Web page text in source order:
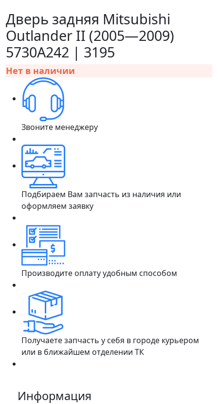
Дверь задняя Mitsubishi
Outlander II (2005—2009)
5730A242 | 3195
Нет в наличии
Звоните менеджеру
Подбираем Вам запчасть из наличия или
оформляем заявку
Производите оплату удобным способом
Получаете запчасть у себя в городе курьером
или в ближайшем отделении ТК
Информация